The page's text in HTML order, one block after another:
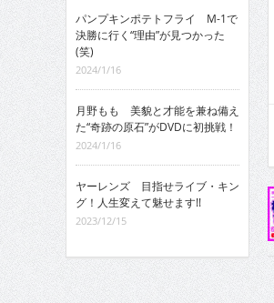
パンプキンポテトフライ M-1で
決勝に行く“理由”が見つかった
(笑)
2024/1/16
月野もも 美貌と才能を兼ね備え
た“奇跡の原石”がDVDに初挑戦！
2024/1/16
ヤーレンズ 目指せライブ・キン
グ！人生変えて魅せます!!
2023/12/15